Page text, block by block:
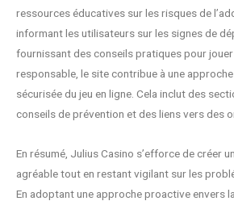
ressources éducatives sur les risques de
informant les utilisateurs sur les signes de
fournissant des conseils pratiques pour
responsable, le site contribue à une
sécurisée du jeu en ligne. Cela inclut des
conseils de prévention et des liens vers des
En résumé, Julius Casino s’efforce de créer
agréable tout en restant vigilant sur les
En adoptant une approche proactive envers